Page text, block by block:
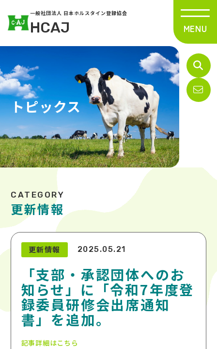
一般社団法人 日本ホルスタイン登録協会
HCAJ
トピックス
更新情報
更新情報 2025.05.21
「支部・承認団体へのお
知らせ」に「令和7年度登
録委員研修会出席通知
書」を追加。
記事詳細はこちら